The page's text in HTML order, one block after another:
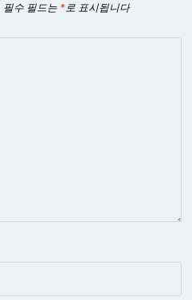
필수 필드는 * 로 표시됩니다